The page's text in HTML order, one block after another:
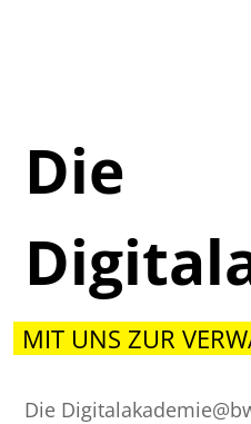
Die
MIT UNS ZUR
Die